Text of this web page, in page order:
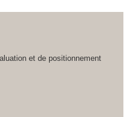
et de positionnement